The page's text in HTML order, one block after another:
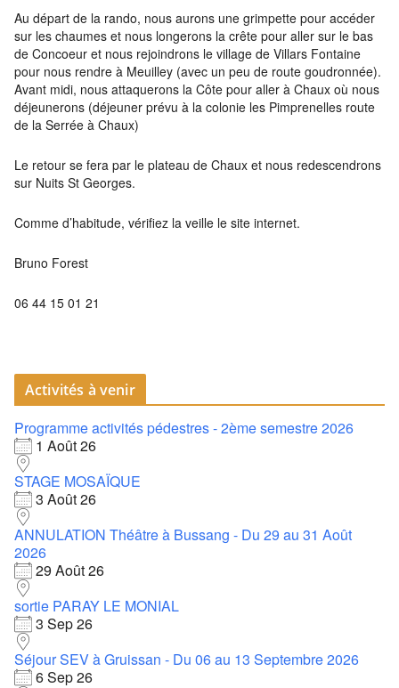
Au départ de la rando, nous aurons une grimpette pour accéder
sur les chaumes et nous longerons la crête pour aller sur le bas
de Concoeur et nous rejoindrons le village de Villars Fontaine
pour nous rendre à Meuilley (avec un peu de route goudronnée).
Avant midi, nous attaquerons la Côte pour aller à Chaux où nous
déjeunerons (déjeuner prévu à la colonie les Pimprenelles route
de la Serrée à Chaux)
Le retour se fera par le plateau de Chaux et nous redescendrons
sur Nuits St Georges.
Comme d’habitude, vérifiez la veille le site internet.
Bruno Forest
06 44 15 01 21
Activités à venir
Programme activités pédestres - 2ème semestre 2026
1 Août 26
STAGE MOSAÏQUE
3 Août 26
ANNULATION Théâtre à Bussang - Du 29 au 31 Août
2026
29 Août 26
sortie PARAY LE MONIAL
3 Sep 26
Séjour SEV à Gruissan - Du 06 au 13 Septembre 2026
6 Sep 26